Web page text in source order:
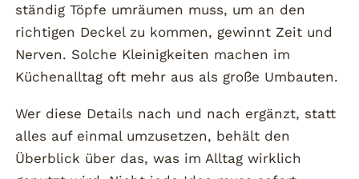
ständig Töpfe umräumen muss, um an den
richtigen Deckel zu kommen, gewinnt Zeit und
Nerven. Solche Kleinigkeiten machen im
Küchenalltag oft mehr aus als große Umbauten.
Wer diese Details nach und nach ergänzt, statt
alles auf einmal umzusetzen, behält den
Überblick über das, was im Alltag wirklich